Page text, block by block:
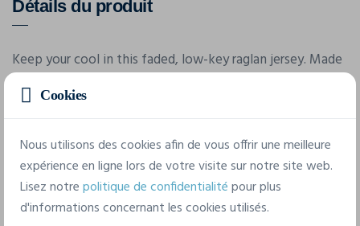
Détails du produit
Keep your cool in this faded, low-key raglan jersey. Made
of soft and highly functional fabric for optimal comfort
and performance. Ergonomic design and great stretch
ensure excellent freedom of movement.
Caractéristiques
Cookies
Nous utilisons des cookies afin de vous offrir une meilleure
expérience en ligne lors de votre visite sur notre site web.
Lisez notrepolitique de confidentialitépour plus
d'informations concernant les cookies utilisés.